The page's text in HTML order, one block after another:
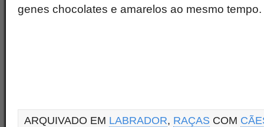
genes chocolates e amarelos ao mesmo tempo.
ARQUIVADO EM LABRADOR, RAÇAS COM